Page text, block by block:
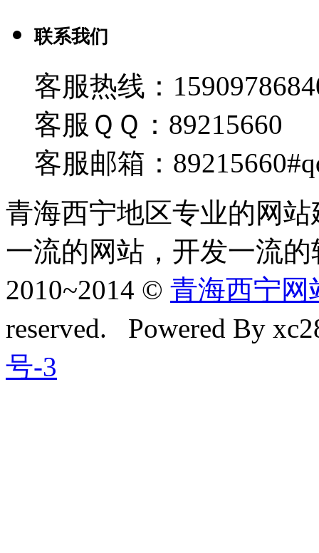
联系我们
客服热线：
客服ＱＱ：89215660
客服邮箱：
青海西宁地区专业的网
一流的网站，开发一流的
2010~2014 © 青海西宁网
reserved. Powered By
号-3